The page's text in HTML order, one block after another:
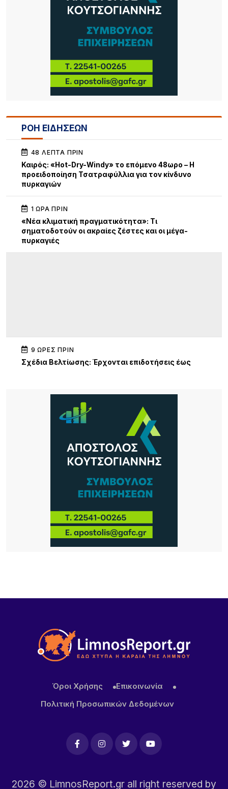
ΡΟΗ ΕΙΔΗΣΕΩΝ
48 ΛΕΠΤΆ ΠΡΙΝ
Καιρός: «Hot-Dry-Windy» το επόμενο 48ωρο – Η
προειδοποίηση Τσατραφύλλια για τον κίνδυνο
πυρκαγιών
1 ΏΡΑ ΠΡΙΝ
«Νέα κλιματική πραγματικότητα»: Τι
σηματοδοτούν οι ακραίες ζέστες και οι μέγα-
πυρκαγιές
9 ΏΡΕΣ ΠΡΙΝ
Σχέδια Βελτίωσης: Έρχονται επιδοτήσεις έως
9 ΏΡΕΣ ΠΡΙΝ
Κύκλος Ομιλιών για τα 100 χρόνια της Νέας
Κούταλης Ιστορία, προσωπικότητες και
συλλογική μνήμη 9, 10 Αυγούστου 2026 |
Αποθήκη, Μύρινα
Νέα τουρκική πρόκληση στο Αιγαίο – Η Λήμνος στο
επίκεντρο των εξελίξεων
10 ΏΡΕΣ ΠΡΙΝ
Πανηγύρι στα Σβέρδια: Η Δάφνη κρατά ζωντανή
Όροι Χρήσης
Επικοινωνία
Πολιτική Προσωπικών Δεδομένων
2026 © LimnosReport.gr all right reserved by